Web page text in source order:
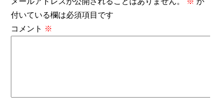
付いている欄は必須項目です
コメント ※